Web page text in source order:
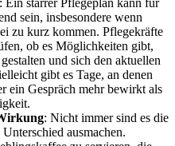
: Ein starrer Pflegeplan kann für
sein, insbesondere wenn
zu kurz kommen. Pflegekräfte
ob es Möglichkeiten gibt,
und sich den aktuellen
gibt es Tage, an denen
ein Gespräch mehr bewirkt als
: Nicht immer sind es die
ausmachen.